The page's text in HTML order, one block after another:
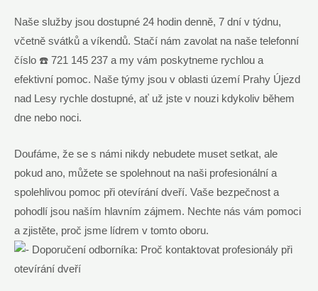
Naše služby jsou dostupné 24 hodin denně, 7 dní v týdnu,
včetně svátků a víkendů. Stačí nám zavolat na naše telefonní
číslo ☎️ 721 145 237 a my vám poskytneme rychlou a
efektivní pomoc. Naše týmy jsou v oblasti území Prahy Újezd
nad Lesy rychle dostupné, ať už jste v nouzi kdykoliv během
dne nebo noci.
Doufáme, že se s námi nikdy nebudete muset setkat, ale
pokud ano, můžete se spolehnout na naši profesionální a
spolehlivou pomoc při otevírání dveří. Vaše bezpečnost a
pohodlí jsou naším hlavním zájmem. Nechte nás vám pomoci
a zjistěte, proč jsme lídrem v tomto oboru.